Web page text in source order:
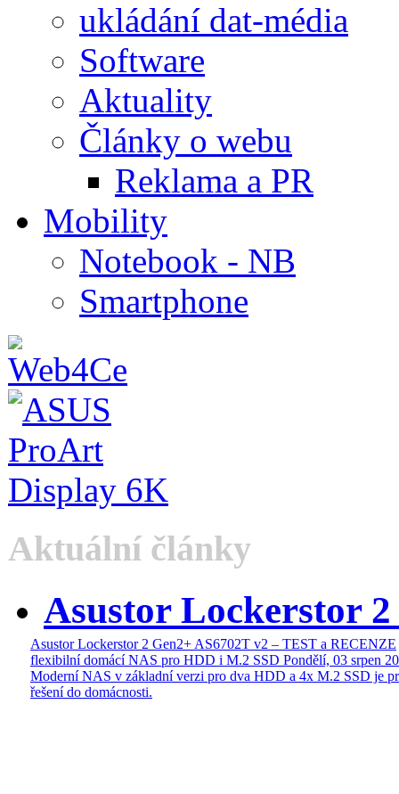
ukládání dat-média
Software
Aktuality
Články o webu
Reklama a PR
Mobility
Notebook - NB
Smartphone
Aktuální články
Asustor Lockerstor
Asustor Lockerstor 2 Gen2+ AS6702T v2 – TEST a RECENZE
flexibilní domácí NAS pro HDD i M.2 SSD Pondělí, 03 srpen
Moderní NAS v základní verzi pro dva HDD a 4x M.2 SSD je
řešení do domácnosti.